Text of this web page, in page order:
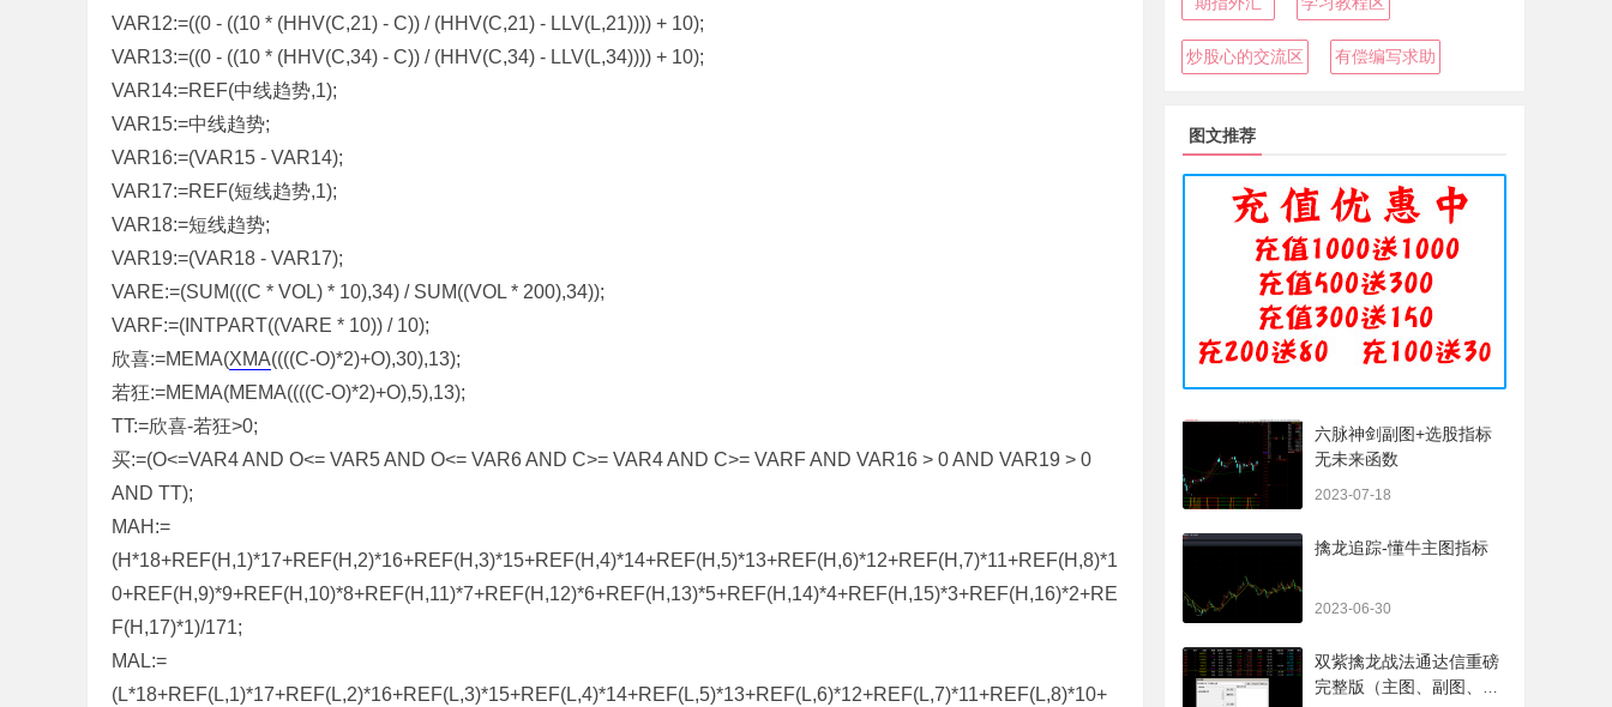
VAR12:=((0 - ((10 * (HHV(C,21) - C)) / (HHV(C,21) - LLV(L,21)))) + 10);
VAR13:=((0 - ((10 * (HHV(C,34) - C)) / (HHV(C,34) - LLV(L,34)))) + 10);
VAR14:=REF(中线趋势,1);
VAR15:=中线趋势;
VAR16:=(VAR15 - VAR14);
VAR17:=REF(短线趋势,1);
VAR18:=短线趋势;
VAR19:=(VAR18 - VAR17);
VARE:=(SUM(((C * VOL) * 10),34) / SUM((VOL * 200),34));
VARF:=(INTPART((VARE * 10)) / 10);
欣喜:=MEMA(XMA((((C-O)*2)+O),30),13);
若狂:=MEMA(MEMA((((C-O)*2)+O),5),13);
TT:=欣喜-若狂>0;
买:=(O<=VAR4 AND O<= VAR5 AND O<= VAR6 AND C>= VAR4 AND C>= VARF AND VAR16 > 0 AND VAR19 > 0
AND TT);
MAH:=
(H*18+REF(H,1)*17+REF(H,2)*16+REF(H,3)*15+REF(H,4)*14+REF(H,5)*13+REF(H,6)*12+REF(H,7)*11+REF(H,8)*1
0+REF(H,9)*9+REF(H,10)*8+REF(H,11)*7+REF(H,12)*6+REF(H,13)*5+REF(H,14)*4+REF(H,15)*3+REF(H,16)*2+RE
F(H,17)*1)/171;
MAL:=
(L*18+REF(L,1)*17+REF(L,2)*16+REF(L,3)*15+REF(L,4)*14+REF(L,5)*13+REF(L,6)*12+REF(L,7)*11+REF(L,8)*10+
炒股心的交流区 有偿编写求助
图文推荐
六脉神剑副图+选股指标
无未来函数
2023-07-18
擒龙追踪-懂牛主图指标
2023-06-30
双紫擒龙战法通达信重磅
完整版（主图、副图、排